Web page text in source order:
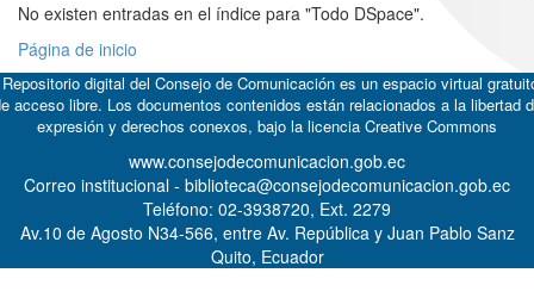
No existen entradas en el índice para "Todo DSpace".
Página de inicio
digital del Consejo de Comunicación es un espacio virtual
acceso libre. Los documentos contenidos están relacionados a la libertad
expresión y derechos conexos, bajo la licencia Creative Commons
www.consejodecomunicacion.gob.ec
Correo institucional - biblioteca@consejodecomunicacion.gob.ec
Teléfono: 02-3938720, Ext. 2279
Av.10 de Agosto N34-566, entre Av. República y Juan Pablo Sanz
Quito, Ecuador